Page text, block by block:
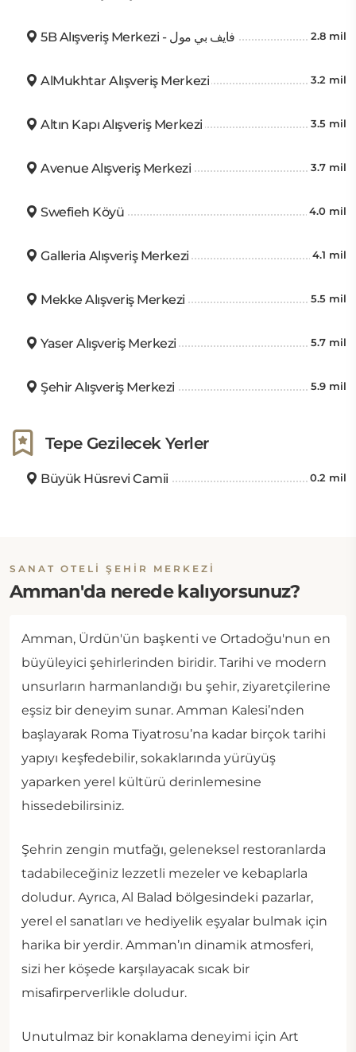
km ve Qasr İstasyonu 5 km mesafededir. En yakın
Alia Uluslararası Havaalanı ise sırasıyla 5 km ve 30 km
uzaklıktadır.
5B Alışveriş Merkezi - فايف بي مول 2.8 mil
AlMukhtar Alışveriş Merkezi 3.2 mil
Altın Kapı Alışveriş Merkezi 3.5 mil
Avenue Alışveriş Merkezi 3.7 mil
Swefieh Köyü 4.0 mil
Galleria Alışveriş Merkezi 4.1 mil
Mekke Alışveriş Merkezi 5.5 mil
Yaser Alışveriş Merkezi 5.7 mil
Şehir Alışveriş Merkezi 5.9 mil
Tepe Gezilecek Yerler
Büyük Hüsrevi Camii 0.2 mil
SANAT OTELI ŞEHIR MERKEZI
Amman'da nerede kalıyorsunuz?
Amman, Ürdün'ün başkenti ve Ortadoğu'nun en
büyüleyici şehirlerinden biridir. Tarihi ve modern
unsurların harmanlandığı bu şehir, ziyaretçilerine
eşsiz bir deneyim sunar. Amman Kalesi’nden
başlayarak Roma Tiyatrosu’na kadar birçok tarihi
yapıyı keşfedebilir, sokaklarında yürüyüş
yaparken yerel kültürü derinlemesine
hissedebilirsiniz.
Şehrin zengin mutfağı, geleneksel restoranlarda
tadabileceğiniz lezzetli mezeler ve kebaplarla
doludur. Ayrıca, Al Balad bölgesindeki pazarlar,
yerel el sanatları ve hediyelik eşyalar bulmak için
harika bir yerdir. Amman’ın dinamik atmosferi,
sizi her köşede karşılayacak sıcak bir
misafirperverlikle doludur.
Unutulmaz bir konaklama deneyimi için Art